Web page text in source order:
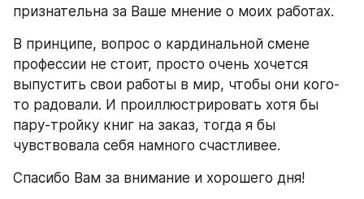
признательна за Ваше мнение о моих работах.
В принципе, вопрос о кардинальной смене
профессии не стоит, просто очень хочется
выпустить свои работы в мир, чтобы они кого-
то радовали. И проиллюстрировать хотя бы
пару-тройку книг на заказ, тогда я бы
чувствовала себя намного счастливее.
Спасибо Вам за внимание и хорошего дня!